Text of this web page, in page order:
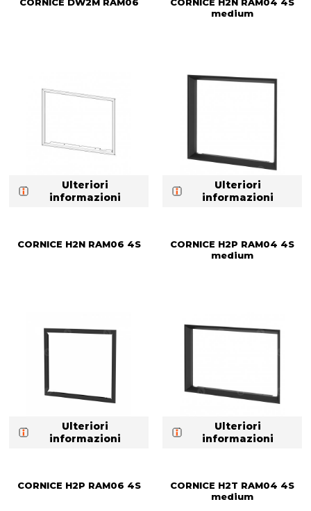
Ulteriori
informazioni
medium
Ulteriori
informazioni
CORNICE H2N RAM06 4S
Ulteriori
informazioni
CORNICE H2P RAM04 4S
medium
Ulteriori
informazioni
CORNICE H2P RAM06 4S
CORNICE H2T RAM04 4S
medium